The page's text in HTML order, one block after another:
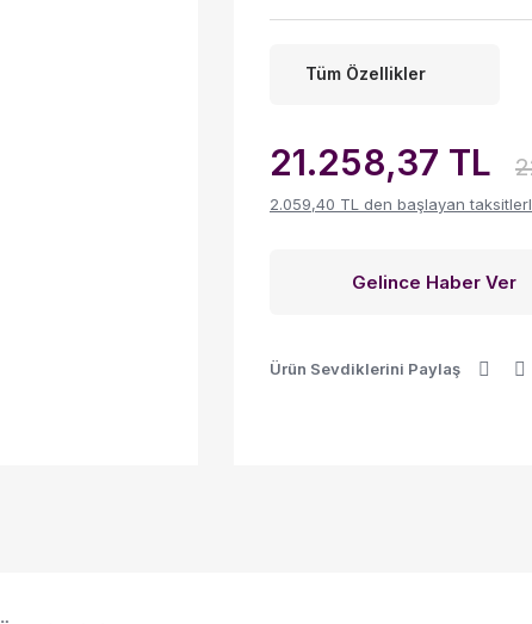
Tüm Özellikler
21.258,37 TL
2.059,40 TL den başlayan
Gelince Haber Ver
Ürün Sevdiklerini Paylaş